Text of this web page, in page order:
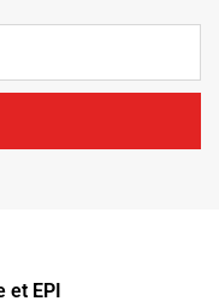
et EPI